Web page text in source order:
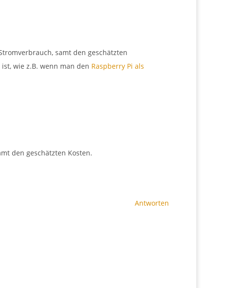
samt den geschätzten
wie z.B. wenn man den Raspberry Pi als
den geschätzten Kosten.
Antworten